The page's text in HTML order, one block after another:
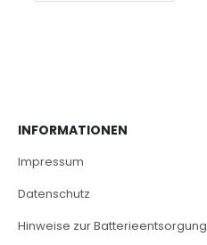
INFORMATIONEN
Impressum
Datenschutz
Hinweise zur Batterieentsorgung